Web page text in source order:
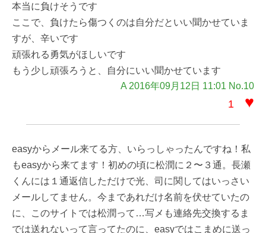
本当に負けそうです
ここで、負けたら傷つくのは自分だといい聞かせていま
すが、辛いです
頑張れる勇気がほしいです
もう少し頑張ろうと、自分にいい聞かせています
A 2016年09月12日 11:01 No.10
1 ♥
easyからメール来てる方、いらっしゃったんですね！私
もeasyから来てます！初めの頃に松潤に２〜３通。長瀬
くんには１通返信しただけで光、司に関してはいっさい
メールしてません。今まであれだけ名前を伏せていたの
に、このサイトでは松潤って…写メも連絡先交換するま
では送れないって言ってたのに、easyではこまめに送っ